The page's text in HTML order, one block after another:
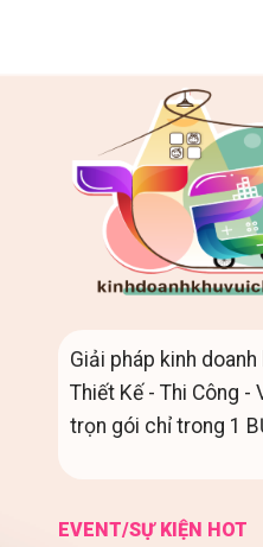
Giải pháp kinh
Thiết Kế - Thi Công -
trọn gói chỉ trong 1
EVENT/SỰ KIỆN HOT